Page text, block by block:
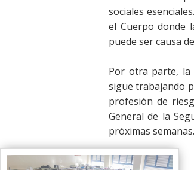
sociales
el Cuerpo donde
puede ser causa
Por otra parte, la
sigue trabajando
profesión de
General de la
próximas semanas.